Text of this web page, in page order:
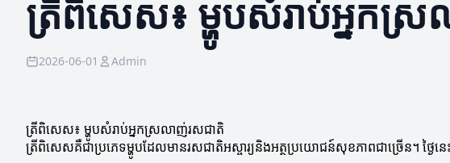
ត្រីពិសេស៖ ម្ហូបសំរាប់អ្នកស្
2026-06-01 Admin
ត្រីពិសេស៖ ម្ហូបសំរាប់អ្នកស្រលាញ់រសជាតិ
ត្រីពិសេសគឺជាប្រភេទម្ហូបដែលមានរសជាតិអស្ចារ្យនិងអត្ថប្រយោជន៍សុខភាពជាច្រើន។ ថ្ងៃ